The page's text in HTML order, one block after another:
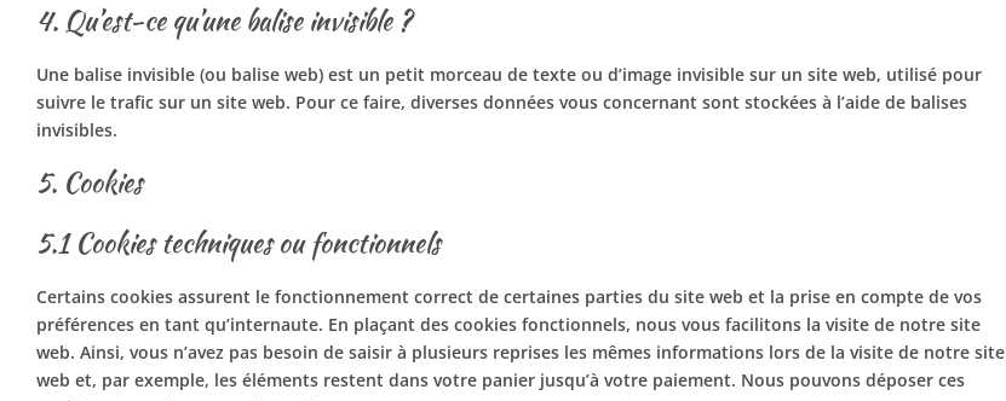
4. Qu’est-ce qu’une balise invisible ?
Une balise invisible (ou balise web) est un petit morceau de texte ou d’image invisible sur un site web, utilisé pour
suivre le trafic sur un site web. Pour ce faire, diverses données vous concernant sont stockées à l’aide de balises
invisibles.
5. Cookies
5.1 Cookies techniques ou fonctionnels
Certains cookies assurent le fonctionnement correct de certaines parties du site web et la prise en compte de vos
préférences en tant qu’internaute. En plaçant des cookies fonctionnels, nous vous facilitons la visite de notre site
web. Ainsi, vous n’avez pas besoin de saisir à plusieurs reprises les mêmes informations lors de la visite de notre site
web et, par exemple, les éléments restent dans votre panier jusqu’à votre paiement. Nous pouvons déposer ces